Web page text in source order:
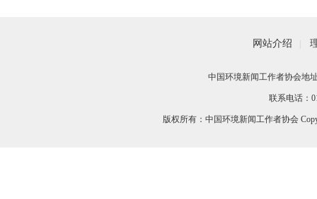
网站介绍
中国环境新闻工作者协会地
联系电话：
版权所有：中国环境新闻工作者协会